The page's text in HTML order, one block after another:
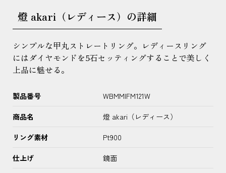
燈 akari（レディース）の詳細
シンプルな甲丸ストレートリング。レディースリング
にはダイヤモンドを5石セッティングすることで美しく
上品に魅せる。
製品番号 WBMMIFM121W
商品名 燈 akari（レディース）
リング素材 Pt900
仕上げ 鏡面